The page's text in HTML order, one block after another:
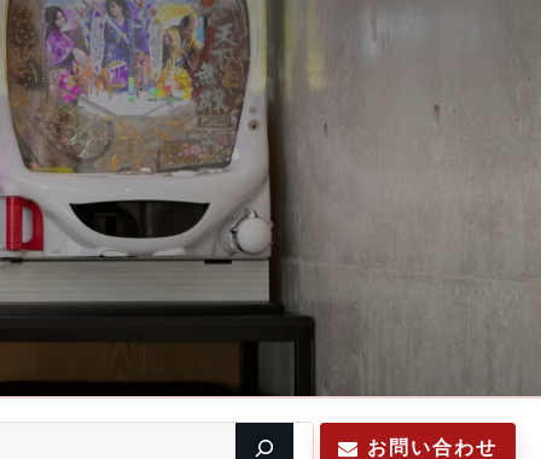
お問い合わせ